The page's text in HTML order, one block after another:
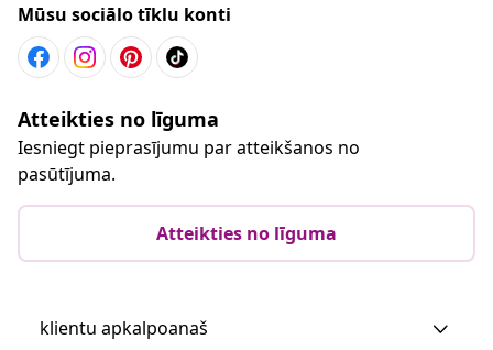
Mūsu sociālo tīklu konti
Atteikties no līguma
Iesniegt pieprasījumu par atteikšanos no
pasūtījuma.
Atteikties no līguma
klientu apkalpoanaš